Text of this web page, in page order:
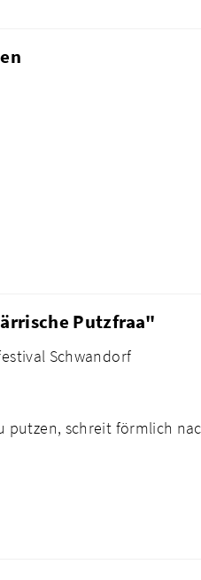
Putzfraa"
Schwandorf
putzen, schreit förmlich